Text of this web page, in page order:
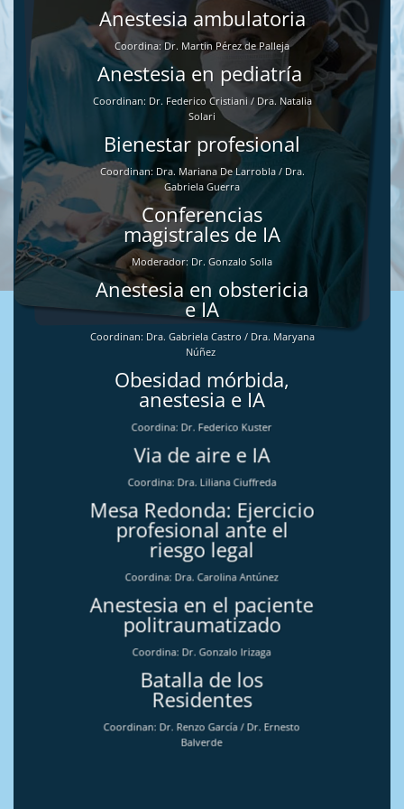
Anestesia ambulatoria
Coordina: Dr. Martin Pérez de Palleja
Anestesia en pediatría
Coordinan: Dr. Federico Cristiani / Dra. Natalia
Solari
Bienestar profesional
Coordinan: Dra. Mariana De Larrobla / Dra.
Gabriela Guerra
Conferencias
magistrales de IA
Moderador: Dr. Gonzalo Solla
Anestesia en obstericia
e IA
Coordinan: Dra. Gabriela Castro / Dra. Maryana
Núñez
Obesidad mórbida,
anestesia e IA
Coordina: Dr. Federico Kuster
Via de aire e IA
Coordina: Dra. Liliana Ciuffreda
Mesa Redonda: Ejercicio
profesional ante el
riesgo legal
Coordina: Dra. Carolina Antúnez
Anestesia en el paciente
politraumatizado
Coordina: Dr. Gonzalo Irizaga
Batalla de los
Residentes
Coordinan: Dr. Renzo García / Dr. Ernesto
Balverde